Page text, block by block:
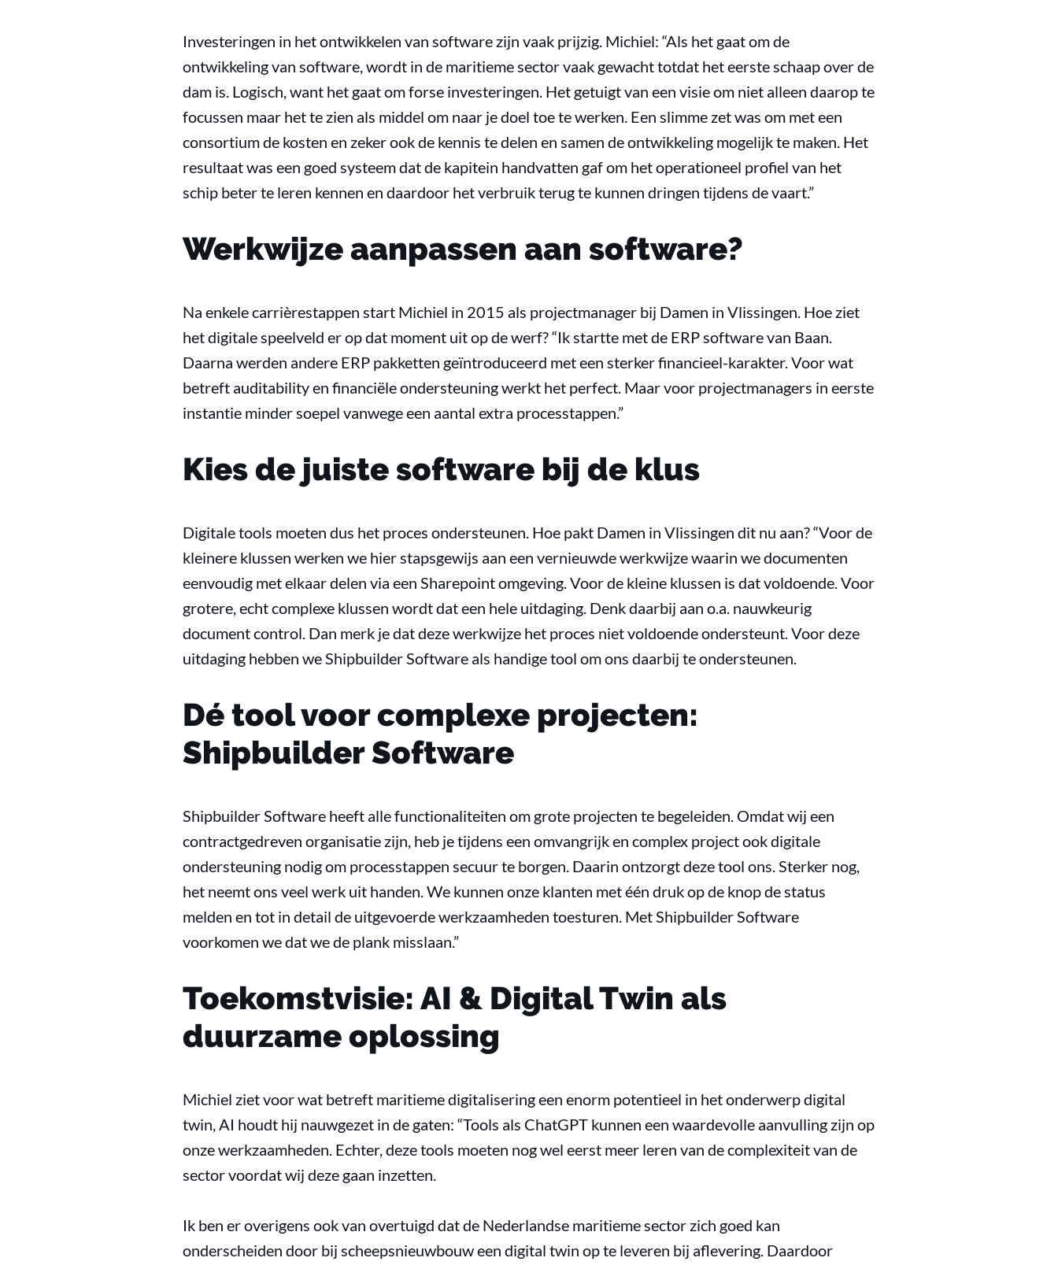
Investeringen in het ontwikkelen van software zijn vaak prijzig. Michiel: “Als het gaat om de
ontwikkeling van software, wordt in de maritieme sector vaak gewacht totdat het eerste schaap over de
dam is. Logisch, want het gaat om forse investeringen. Het getuigt van een visie om niet alleen daarop te
focussen maar het te zien als middel om naar je doel toe te werken. Een slimme zet was om met een
consortium de kosten en zeker ook de kennis te delen en samen de ontwikkeling mogelijk te maken. Het
resultaat was een goed systeem dat de kapitein handvatten gaf om het operationeel profiel van het
schip beter te leren kennen en daardoor het verbruik terug te kunnen dringen tijdens de vaart.”
Werkwijze aanpassen aan software?
Na enkele carrièrestappen start Michiel in 2015 als projectmanager bij Damen in Vlissingen. Hoe ziet
het digitale speelveld er op dat moment uit op de werf? “Ik startte met de ERP software van Baan.
Daarna werden andere ERP pakketten geïntroduceerd met een sterker financieel-karakter. Voor wat
betreft auditability en financiële ondersteuning werkt het perfect. Maar voor projectmanagers in eerste
instantie minder soepel vanwege een aantal extra processtappen.”
Kies de juiste software bij de klus
Digitale tools moeten dus het proces ondersteunen. Hoe pakt Damen in Vlissingen dit nu aan? “Voor de
kleinere klussen werken we hier stapsgewijs aan een vernieuwde werkwijze waarin we documenten
eenvoudig met elkaar delen via een Sharepoint omgeving. Voor de kleine klussen is dat voldoende. Voor
grotere, echt complexe klussen wordt dat een hele uitdaging. Denk daarbij aan o.a. nauwkeurig
document control. Dan merk je dat deze werkwijze het proces niet voldoende ondersteunt. Voor deze
uitdaging hebben we Shipbuilder Software als handige tool om ons daarbij te ondersteunen.
Dé tool voor complexe projecten:
Shipbuilder Software
Shipbuilder Software heeft alle functionaliteiten om grote projecten te begeleiden. Omdat wij een
contractgedreven organisatie zijn, heb je tijdens een omvangrijk en complex project ook digitale
ondersteuning nodig om processtappen secuur te borgen. Daarin ontzorgt deze tool ons. Sterker nog,
het neemt ons veel werk uit handen. We kunnen onze klanten met één druk op de knop de status
melden en tot in detail de uitgevoerde werkzaamheden toesturen. Met Shipbuilder Software
voorkomen we dat we de plank misslaan.”
Toekomstvisie: AI & Digital Twin als
duurzame oplossing
Michiel ziet voor wat betreft maritieme digitalisering een enorm potentieel in het onderwerp digital
twin, AI houdt hij nauwgezet in de gaten: “Tools als ChatGPT kunnen een waardevolle aanvulling zijn op
onze werkzaamheden. Echter, deze tools moeten nog wel eerst meer leren van de complexiteit van de
sector voordat wij deze gaan inzetten.
Ik ben er overigens ook van overtuigd dat de Nederlandse maritieme sector zich goed kan
onderscheiden door bij scheepsnieuwbouw een digital twin op te leveren bij aflevering. Daardoor